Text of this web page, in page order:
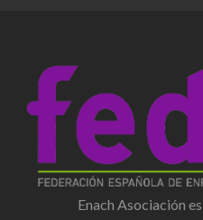
Enach Asociación